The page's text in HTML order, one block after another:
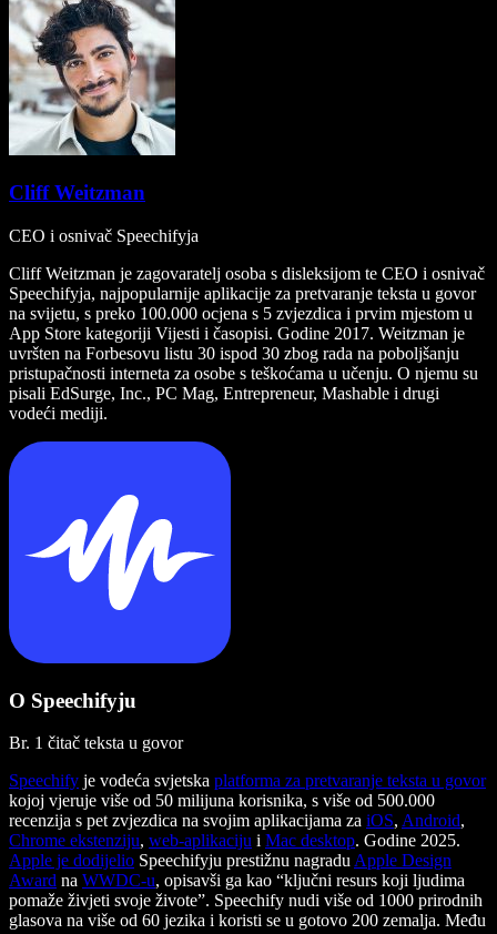
Cliff Weitzman
CEO i osnivač Speechifyja
Cliff Weitzman je zagovaratelj osoba s disleksijom te CEO i osnivač
Speechifyja, najpopularnije aplikacije za pretvaranje teksta u govor
na svijetu, s preko 100.000 ocjena s 5 zvjezdica i prvim mjestom u
App Store kategoriji Vijesti i časopisi. Godine 2017. Weitzman je
uvršten na Forbesovu listu 30 ispod 30 zbog rada na poboljšanju
pristupačnosti interneta za osobe s teškoćama u učenju. O njemu su
pisali EdSurge, Inc., PC Mag, Entrepreneur, Mashable i drugi
vodeći mediji.
O Speechifyju
Br. 1 čitač teksta u govor
Speechify je vodeća svjetska platforma za pretvaranje teksta u govor
kojoj vjeruje više od 50 milijuna korisnika, s više od 500.000
recenzija s pet zvjezdica na svojim aplikacijama za iOS, Android,
Chrome ekstenziju, web-aplikaciju i Mac desktop. Godine 2025.
Apple je dodijelio Speechifyju prestižnu nagradu Apple Design
Award na WWDC-u, opisavši ga kao “ključni resurs koji ljudima
pomaže živjeti svoje živote”. Speechify nudi više od 1000 prirodnih
glasova na više od 60 jezika i koristi se u gotovo 200 zemalja. Među